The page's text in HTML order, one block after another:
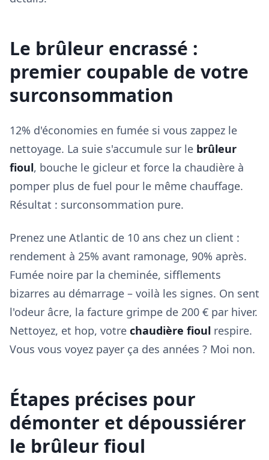
Le brûleur encrassé :
premier coupable de votre
surconsommation
12% d'économies en fumée si vous zappez le
nettoyage. La suie s'accumule sur le brûleur
fioul, bouche le gicleur et force la chaudière à
pomper plus de fuel pour le même chauffage.
Résultat : surconsommation pure.
Prenez une Atlantic de 10 ans chez un client :
rendement à 25% avant ramonage, 90% après.
Fumée noire par la cheminée, sifflements
bizarres au démarrage – voilà les signes. On sent
l'odeur âcre, la facture grimpe de 200 € par hiver.
Nettoyez, et hop, votre chaudière fioul respire.
Vous vous voyez payer ça des années ? Moi non.
Étapes précises pour
démonter et dépoussiérer
le brûleur fioul